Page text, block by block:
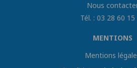
Nous
Tél. : 03 28 60 15
MENTIONS
Mentions